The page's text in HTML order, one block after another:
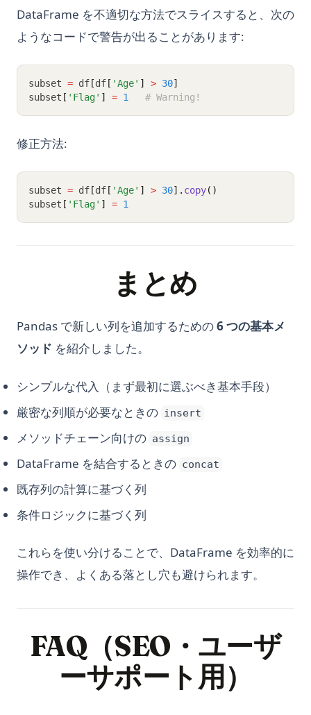
DataFrame を不適切な方法でスライスすると、次の
ようなコードで警告が出ることがあります:
subset = df [df [ 'Age' ] > 30]
subset [ 'Flag' ] = 1 # Warning!
修正方法:
subset = df [df [ 'Age' ] > 30]. copy()
subset [ 'Flag' ] = 1
まとめ
Pandas で新しい列を追加するための6 つの基本メ
ソッド を紹介しました。
シンプルな代入（まず最初に選ぶべき基本手段）
厳密な列順が必要なときの insert
メソッドチェーン向けの assign
DataFrame を結合するときの concat
既存列の計算に基づく列
条件ロジックに基づく列
これらを使い分けることで、DataFrame を効率的に
操作でき、よくある落とし穴も避けられます。
FAQ（SEO・ユーザ
ーサポート用）